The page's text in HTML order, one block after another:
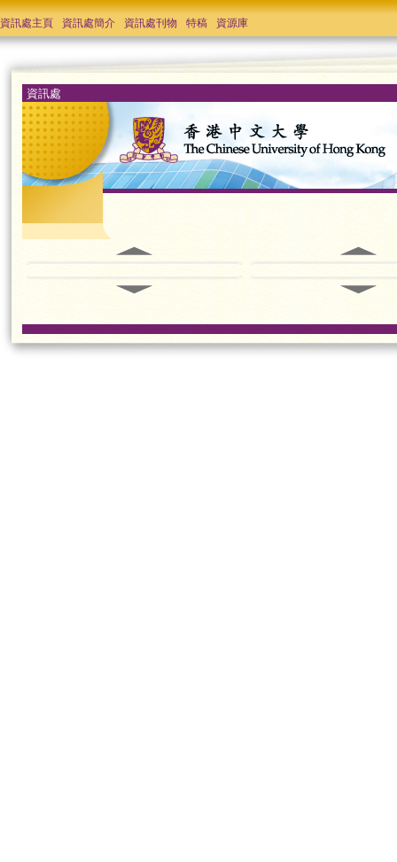
資訊處主頁 資訊處簡介 資訊處刊物 特稿 資源庫
資訊處